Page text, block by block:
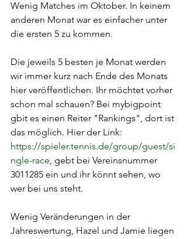
Wenig Matches im Oktober. In keinem
anderen Monat war es einfacher unter
die ersten 5 zu kommen.
Die jeweils 5 besten je Monat werden
wir immer kurz nach Ende des Monats
hier veröffentlichen. Ihr möchtet vorher
schon mal schauen? Bei mybigpoint
gbit es einen Reiter "Rankings", dort ist
das möglich. Hier der Link:
https://spieler.tennis.de/group/guest/si
ngle-race, gebt bei Vereinsnummer
3011285 ein und ihr könnt sehen, wo
wer bei uns steht.
Wenig Veränderungen in der
Jahreswertung, Hazel und Jamie liegen